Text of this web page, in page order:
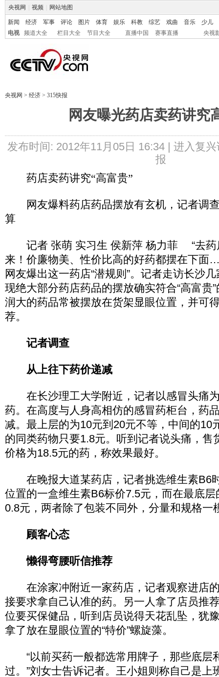
央视网 视频 网站地图
新闻 经济 军事 评论 图片 体育 娱乐 科教 综艺 戏曲 音乐
少儿
电视
频道大全 栏目大全 节目大全 直播中国 赛事直播 央视
央视网 > 经济 > 315快报
网友曝光药店卖药讲究
发布时间: 2012年11月05日 16:34 | 进入复兴
报
药店卖药讲究“高富贵”
网友爆料药店药品摆放有玄机，记者调
算
记者 张萌 实习生 侯新萍 杨力菲 “去药
来！价廉物美、性价比高的好药都摆在下面
网友爆出这一药店“潜规则”。记者走访长沙
现绝大部分药店药品的摆放确实符合“高富贵
润大的药品常被摆放在货架显眼位置，并可
荐。
记者调查
从上往下药价递减
在长沙理工大学附近，记者以感冒头痛
药。在高度与人身高相仿的感冒药柜台，药
减。最上层的为10元到20元不等，中间的10
的同类药物只要1.8元。听到记者说头痛，售
价格为18.5元的药，称效果最好。
在晚报大道某药店，记者挑选维生素B6
位置的一盒维生素B6标价7.5元，而在最底
0.8元，两者除了包装不同外，分量和规格一
顾客心态
懒得弯腰听信推荐
在涂家冲附近一家药店，记者观察进店
接要求拿自己认准的药。另一人拿了店员推
位要买保健品，听到店员说得天花乱坠，犹
拿了放在显眼位置的“特价”螺旋藻。
“以前买药一般都选常用牌子，那些底层
过。”刘女士告诉记者。王小姐则称自己是上